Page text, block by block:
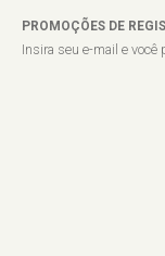
PROMOÇÕES DE
Insira seu e-mail e você